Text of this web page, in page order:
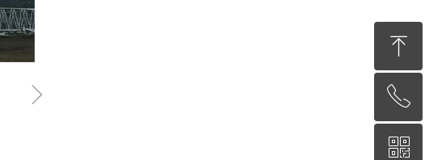
ꁇ
ꁸ
回到顶部
ꂅ
13338973218
ꀥ